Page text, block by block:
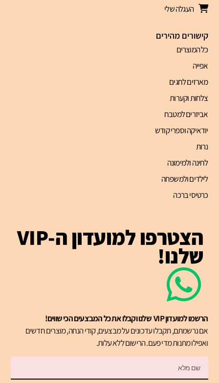
קישורים מהירים
כל המוצרים
אפייה
מארזים לחגים
צלחות וקערות
אביזרים למטבח
יודאיקה וספרי קודש
נרות
לחינה ולמימונה
לילדים ולמשפחה
כרטיסי ברכה
העגלה שלי
הצטרפו למועדון ה-VIP
שלנו!
הרשמו למועדון VIP שלנו וקבלו את כל המבצעים הכי שווים!
אם נרשמתם, תקבלו עדכונים על מבצעים, קודי הנחה, מוצרים חדשים
ואפילו מתנות מדי פעם. הרישום ללא עלות.